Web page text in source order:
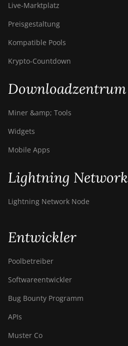
Live-Marktplatz
Preisgestaltung
Kompatible Pools
Krypto-Countdown
Downloadzentrum
Miner &amp; Tools
Widgets
Mobile Apps
Lightning Network
Lightning Network Node
Entwickler
Poolbetreiber
Softwareentwickler
Bug Bounty Programm
APIs
Muster Co